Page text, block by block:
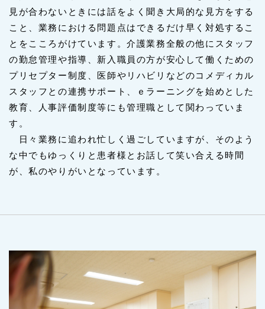
見が合わないときには話をよく聞き大局的な見方をする
こと、業務における問題点はできるだけ早く対処するこ
とをこころがけています。介護業務全般の他にスタッフ
の勤怠管理や指導、新入職員の方が安心して働くための
プリセプター制度、医師やリハビリなどのコメディカル
スタッフとの連携サポート、ｅラーニングを始めとした
教育、人事評価制度等にも管理職として関わっていま
す。
日々業務に追われ忙しく過ごしていますが、そのよう
な中でもゆっくりと患者様とお話して笑い合える時間
が、私のやりがいとなっています。